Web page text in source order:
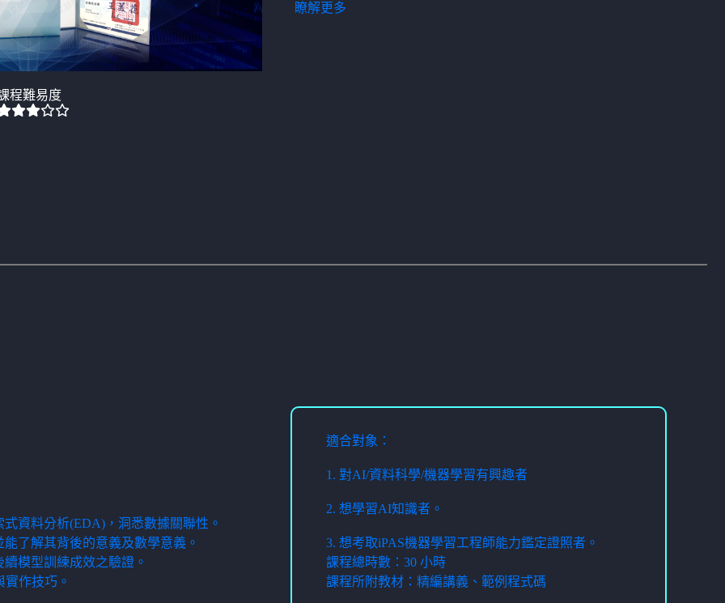
程難易度
瞭解更多
資料分析(EDA)，洞悉數據關聯性。
了解其背後的意義及數學意義。
模型訓練成效之驗證。
作技巧。
適合對象：
1. 對AI/資料科學/機器學習有興趣者
2. 想學習AI知識者。
3. 想考取iPAS機器學習工程師能力鑑定證照者。
課程總時數：30 小時
課程所附教材：精編講義、範例程式碼